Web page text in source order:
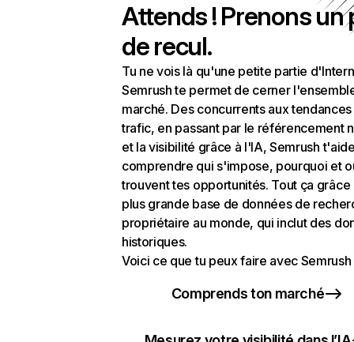
Attends ! Prenons un
de recul.
Tu ne vois là qu'une petite partie
Semrush te permet de cerner
marché. Des concurrents aux
trafic, en passant par le référencement
et la visibilité grâce à l'IA, Semrush
comprendre qui s'impose, pourquoi et
trouvent tes opportunités. Tout ça grâce
plus grande base de données de
propriétaire au monde, qui inclut des
historiques.
Voici ce que tu peux faire avec Semrush
Comprends ton marché